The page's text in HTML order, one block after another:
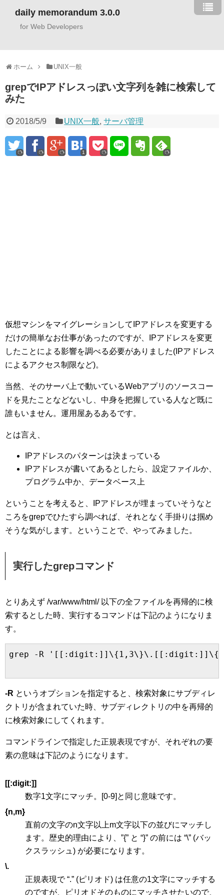
daily memorandum 3.0.0
for Web Developers
ホーム UNIX一般
grepでIPアドレスっぽい文字列を雑に検索して
みた
2018/5/9 UNIX一般,サーバ管理
1
仮想マシンをマイグレーションしてIPアドレスを変更する
だけの簡単なお仕事があったのですが、IPアドレスを変更
したことによる影響を調べる必要がありました(IPアドレス
によるアクセス制限など)。
当然、そのサーバ上で動いているWebアプリのソースコー
ドを見たことなどないし、中身を把握している人など既に
誰もいません。運用屋あるあるです。
とは言え、
IPアドレスのパターンは決まっている
IPアドレスが書いてあるとしたら、設定ファイルか、
プログラム中か、データベース上
ということを考えると、IPアドレスが埋まっていそうなと
ころをgrepでひたすら調べれば、それとなく手掛りは掴め
そうな気がします。ということで、やってみました。
実行したgrepコマンド
とりあえず /var/www/html/ 以下の全ファイルを再帰的に検
索するとした時、実行するコマンドは下記のようになりま
す。
grep -R
-R というオプションを指定すると、検索対象にサブディレ
クトリが含まれていた時、サブディレクトリの中を再帰的
に検索対象にしてくれます。
コマンドラインで指定した正規表現ですが、それぞれの要
素の意味は下記のようになります。
[[:digit:]]
数字1文字にマッチ。[0-9]と同じ意味です。
{n,m}
直前の文字のn文字以上m文字以下の並びにマッチし
ます。歴史的理由により、”{” と “}” の前には “\” (バッ
クスラッシュ) が必要になります。
\.
正規表現で “.” (ピリオド) は任意の1文字にマッチする
のですが、ピリオドそのものにマッチさせたいので、